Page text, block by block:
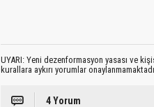
UYARI: Yeni dezenformasyon yasası ve
kurallara aykırı yorumlar
4 Yorum